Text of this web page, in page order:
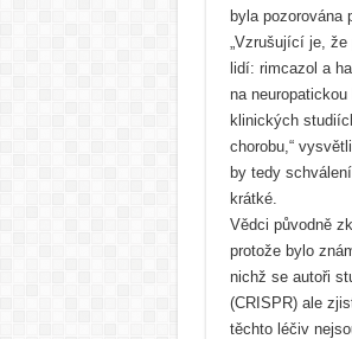
byla pozorována
„Vzrušující je,
lidí: rimcazol a
na
klinických
chorobu,“
by tedy
krátké.
Vědci původně
protože bylo
nichž se autoři
(CRISPR) ale
těchto léčiv